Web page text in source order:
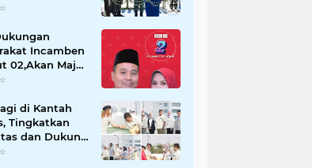
Incamben
02,Akan Maju
di Kantah
Tingkatkan
dan Dukung